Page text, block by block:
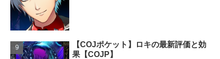
【COJポケット】ロキの最新評価と効
果【COJP】